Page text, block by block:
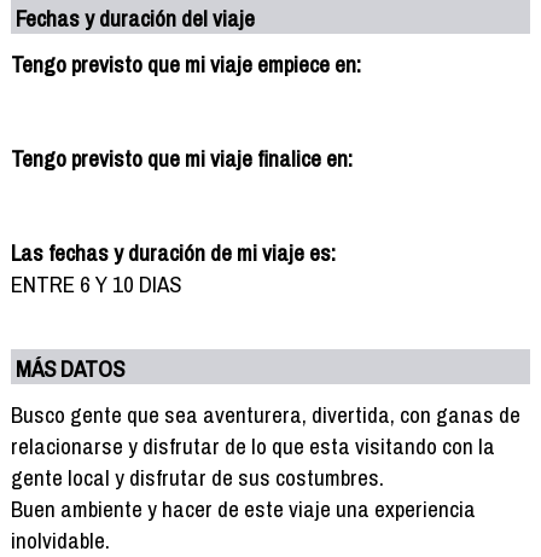
Fechas y duración del viaje
Tengo previsto que mi viaje empiece en:
Tengo previsto que mi viaje finalice en:
Las fechas y duración de mi viaje es:
ENTRE 6 Y 10 DIAS
MÁS DATOS
Busco gente que sea aventurera, divertida, con ganas de
relacionarse y disfrutar de lo que esta visitando con la
gente local y disfrutar de sus costumbres.
Buen ambiente y hacer de este viaje una experiencia
inolvidable.